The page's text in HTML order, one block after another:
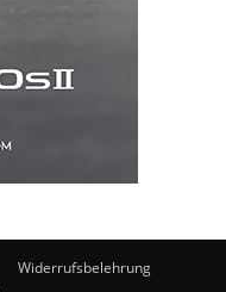
Widerrufsbelehrung